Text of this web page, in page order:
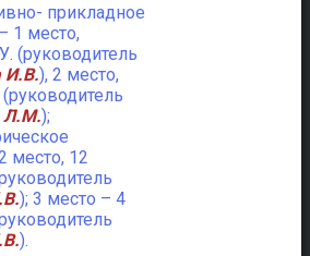
прикладное
1 место,
(руководитель
И.В.), 2 место,
Л.М.);
место, 12
); 3 место – 4
).